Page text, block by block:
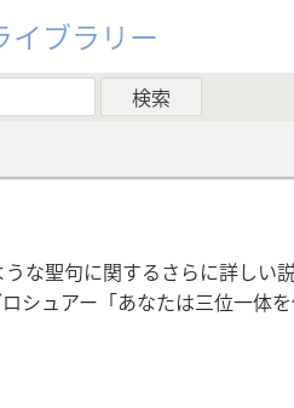
イブラリー
うな聖句に関するさらに詳しい
シュアー「あなたは三位一体